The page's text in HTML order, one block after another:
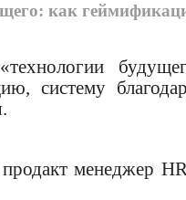
как
систему
менеджер